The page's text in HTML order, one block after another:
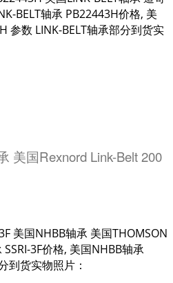
BELT轴承 PB22443H价格, 美
参数 LINK-BELT轴承部分到货实
美国Rexnord Link-Belt 200
美国NHBB轴承 美国THOMSON
3F价格, 美国NHBB轴承
到货实物照片：